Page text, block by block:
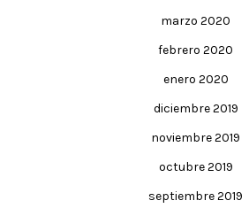
marzo 2020
febrero 2020
enero 2020
diciembre 2019
noviembre 2019
octubre 2019
septiembre 2019